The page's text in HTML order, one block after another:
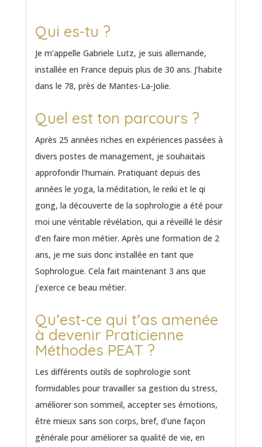
Qui es-tu ?
Je m’appelle Gabriele Lutz, je suis allemande,
installée en France depuis plus de 30 ans. J’habite
dans le 78, près de Mantes-La-Jolie.
Quel est ton parcours ?
Après 25 années riches en expériences passées à
divers postes de management, je souhaitais
approfondir l’humain. Pratiquant depuis des
années le yoga, la méditation, le reiki et le qi
gong, la découverte de la sophrologie a été pour
moi une véritable révélation, qui a réveillé le désir
d’en faire mon métier. Après une formation de 2
ans, je me suis donc installée en tant que
Sophrologue. Cela fait maintenant 3 ans que
j’exerce ce beau métier.
Qu’est-ce qui t’as amenée
à devenir Praticienne
Méthodes PEAT ?
Les différents outils de sophrologie sont
formidables pour travailler sa gestion du stress,
améliorer son sommeil, accepter ses émotions,
être mieux sans son corps, bref, d’une façon
générale pour améliorer sa qualité de vie, en